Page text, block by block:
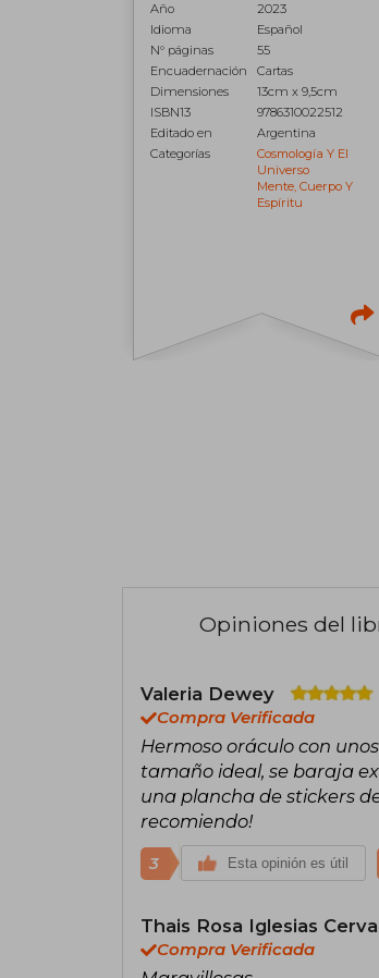
Año
2023
Idioma
Español
N° páginas
55
Encuadernación
Cartas
Dimensiones
13cm x 9,5cm
ISBN13
9786310022512
Editado en
Argentina
Categorías
Cosmología Y El
Universo
Mente, Cuerpo Y
Espíritu
Opiniones del
Valeria Dewey
Compra Verificada
Hermoso oráculo con
tamaño ideal, se baraja
una plancha de stickers
recomiendo!
3 Esta opinión es útil
Thais Rosa Iglesias
Compra Verificada